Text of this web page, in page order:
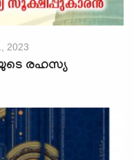
2023
രഹസ്യ